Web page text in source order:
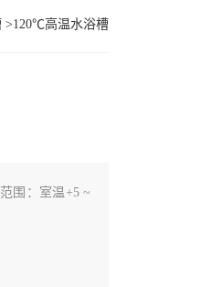
>120℃高温水浴槽
围：室温+5 ~